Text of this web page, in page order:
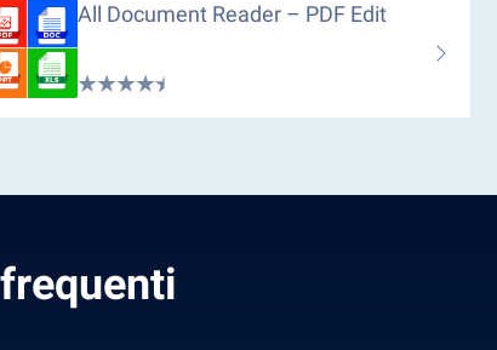
All Document Reader – PDF Edit